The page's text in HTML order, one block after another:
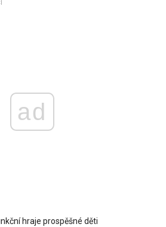
ad
hraje prospěšné děti